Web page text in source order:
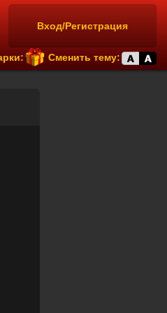
Вход/Регистрация
Сменить тему: